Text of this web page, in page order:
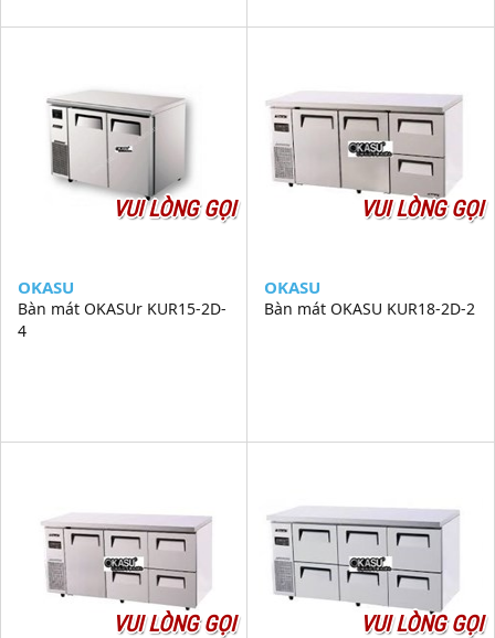
VUI LÒNG GỌI
OKASU
Bàn mát OKASUr KUR15-2D-
4
VUI LÒNG GỌI
OKASU
Bàn mát OKASU KUR18-2D-2
VUI LÒNG GỌI VUI LÒNG GỌI